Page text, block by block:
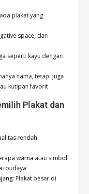
plakat yang
space, dan
seperti kayu dengan
nama, tetapi juga
kutipan favorit
Plakat dan
rendah
warna atau simbol
budaya
Plakat besar di